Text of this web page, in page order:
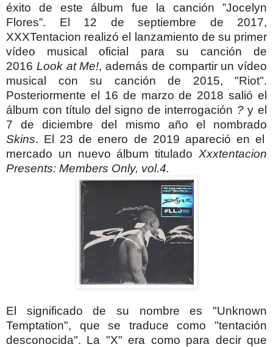
éxito de este álbum fue la canción ”Jocelyn
Flores”. El 12 de septiembre de 2017,
XXXTentacion realizó el lanzamiento de su primer
vídeo musical oficial para su canción de
2016 Look at Me!, además de compartir un vídeo
musical con su canción de 2015, "Riot".
Posteriormente el 16 de marzo de 2018 salió el
álbum con título del signo de interrogación ?y el
7 de diciembre del mismo año el nombrado
Skins. El 23 de enero de 2019 apareció en el
mercado un nuevo álbum titulado Xxxtentacion
Presents: Members Only, vol.4.
El significado de su nombre es "Unknown
Temptation", que se traduce como "tentación
desconocida". La "X" era como para decir que